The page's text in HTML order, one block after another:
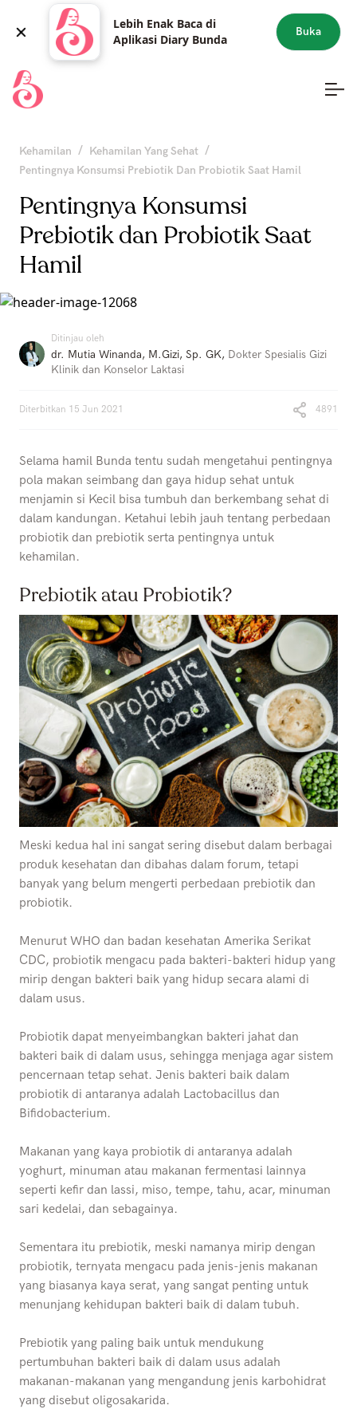
Lebih Enak Baca di
Aplikasi Diary Bunda
Buka
Kehamilan / Kehamilan Yang Sehat /
Pentingnya Konsumsi Prebiotik Dan Probiotik Saat Hamil
Pentingnya Konsumsi
Prebiotik dan Probiotik Saat
Hamil
Ditinjau oleh
dr. Mutia Winanda, M.Gizi, Sp. GK, Dokter Spesialis Gizi
Klinik dan Konselor Laktasi
Diterbitkan 15 Jun 2021 4891
Selama hamil Bunda tentu sudah mengetahui pentingnya
pola makan seimbang dan gaya hidup sehat untuk
menjamin si Kecil bisa tumbuh dan berkembang sehat di
dalam kandungan. Ketahui lebih jauh tentang perbedaan
probiotik dan prebiotik serta pentingnya untuk
kehamilan.
Prebiotik atau Probiotik?
Meski kedua hal ini sangat sering disebut dalam berbagai
produk kesehatan dan dibahas dalam forum, tetapi
banyak yang belum mengerti perbedaan prebiotik dan
probiotik.
Menurut WHO dan badan kesehatan Amerika Serikat
CDC, probiotik mengacu pada bakteri-bakteri hidup yang
mirip dengan bakteri baik yang hidup secara alami di
dalam usus.
Probiotik dapat menyeimbangkan bakteri jahat dan
bakteri baik di dalam usus, sehingga menjaga agar sistem
pencernaan tetap sehat. Jenis bakteri baik dalam
probiotik di antaranya adalah Lactobacillus dan
Bifidobacterium.
Makanan yang kaya probiotik di antaranya adalah
yoghurt, minuman atau makanan fermentasi lainnya
seperti kefir dan lassi, miso, tempe, tahu, acar, minuman
sari kedelai, dan sebagainya.
Sementara itu prebiotik, meski namanya mirip dengan
probiotik, ternyata mengacu pada jenis-jenis makanan
yang biasanya kaya serat, yang sangat penting untuk
menunjang kehidupan bakteri baik di dalam tubuh.
Prebiotik yang paling baik untuk mendukung
pertumbuhan bakteri baik di dalam usus adalah
makanan-makanan yang mengandung jenis karbohidrat
yang disebut oligosakarida.